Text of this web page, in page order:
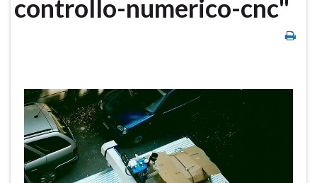
controllo-numerico-cnc"